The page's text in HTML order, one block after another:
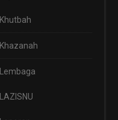
Khutbah
Khazanah
Lembaga
LAZISNU